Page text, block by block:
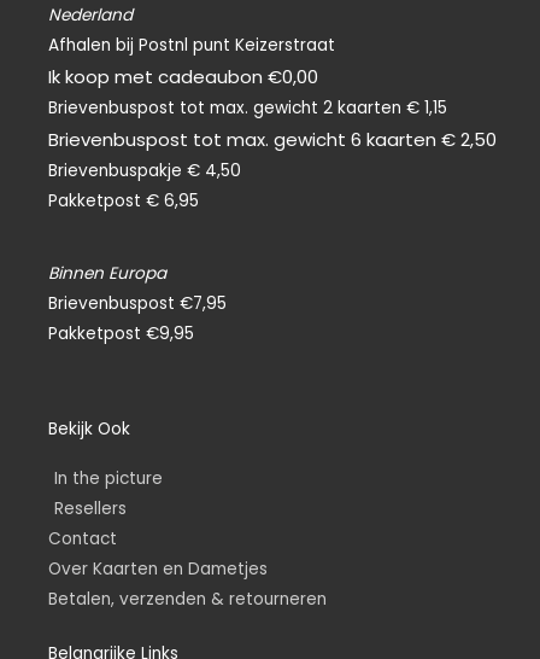
Nederland
Afhalen bij Postnl punt Keizerstraat
Ik koop met cadeaubon €0,00
Brievenbuspost tot max. gewicht 2 kaarten € 1,15
Brievenbuspost tot max. gewicht 6 kaarten € 2,50
Brievenbuspakje € 4,50
Pakketpost € 6,95
Binnen Europa
Brievenbuspost €7,95
Pakketpost €9,95
Bekijk Ook
In the picture
Resellers
Contact
Over Kaarten en Dametjes
Betalen, verzenden & retourneren
Belangrijke Links